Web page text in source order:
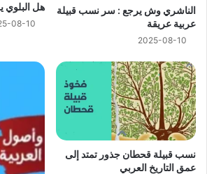
الناشري وش يرجع : سر نسب قبيلة
عربية عريقة
2025-08-10
هل البلوي
08-10
نسب قبيلة قحطان جذور تمتد إلى
عمق التاريخ العربي